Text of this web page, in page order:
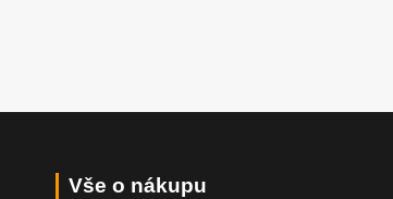
Vše o nákupu